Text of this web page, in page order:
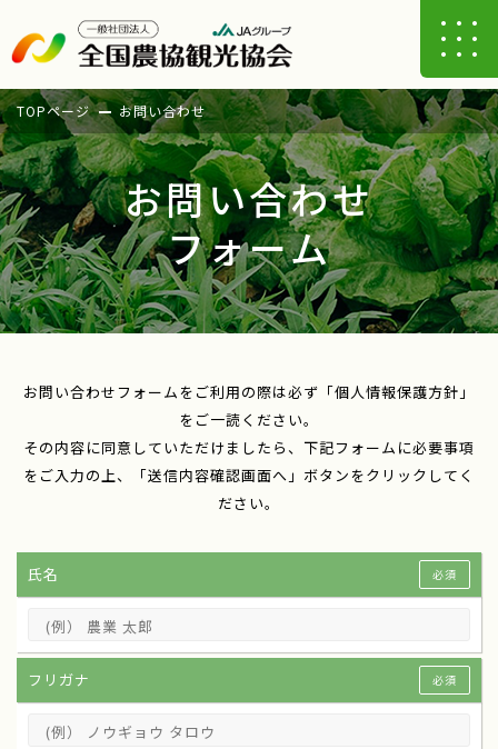
TOPページ お問い合わせ
お問い合わせ
フォーム
お問い合わせフォームをご利用の際は必ず「個人情報保護方針」
をご一読ください。
その内容に同意していただけましたら、下記フォームに必要事項
をご入力の上、「送信内容確認画面へ」ボタンをクリックしてく
ださい。
氏名 必須
フリガナ 必須